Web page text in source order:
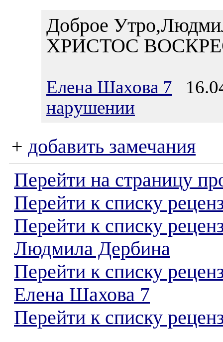
Доброе
ХРИСТОС
Елена Шахова 7
нарушении
+ добавить замечания
Перейти на страницу
Перейти к списку
Перейти к списку
Людмила Дербина
Перейти к списку
Елена Шахова 7
Перейти к списку